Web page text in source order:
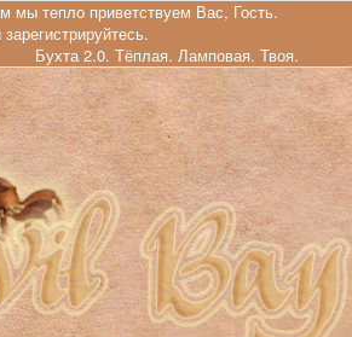
мы тепло приветствуем Вас, Гость.
зарегистрируйтесь.
Бухта 2.0. Тёплая. Ламповая. Твоя.